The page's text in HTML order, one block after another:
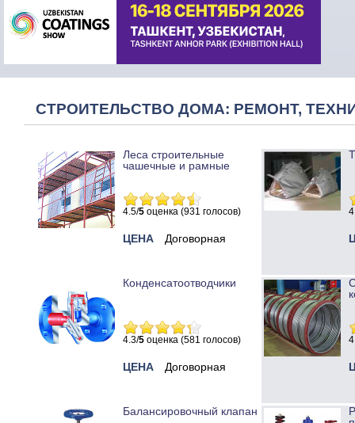
СТРОИТЕЛЬСТВО ДОМА: РЕМОНТ,
Леса строительные
чашечные и рамные
4.5/5 оценка (931 голосов)
ЦЕНА Договорная
Конденсатоотводчики
4.3/5 оценка (581 голосов)
ЦЕНА Договорная
Балансировочный клапан